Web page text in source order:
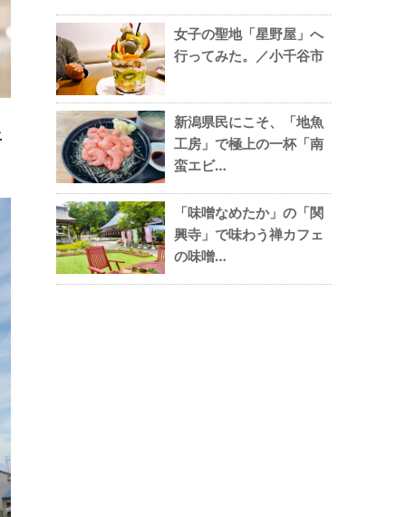
女子の聖地「星野屋」へ
行ってみた。／小千谷市
新潟県民にこそ、「地魚
工房」で極上の一杯「南
蛮エビ…
「味噌なめたか」の「関
興寺」で味わう禅カフェ
の味噌…